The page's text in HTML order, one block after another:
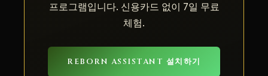
프로그램입니다. 신용카드 없이 7일 무료
체험.
REBORN ASSISTANT 설치하기